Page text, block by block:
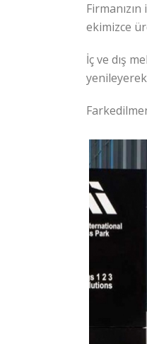
ekimizce
İç ve dış